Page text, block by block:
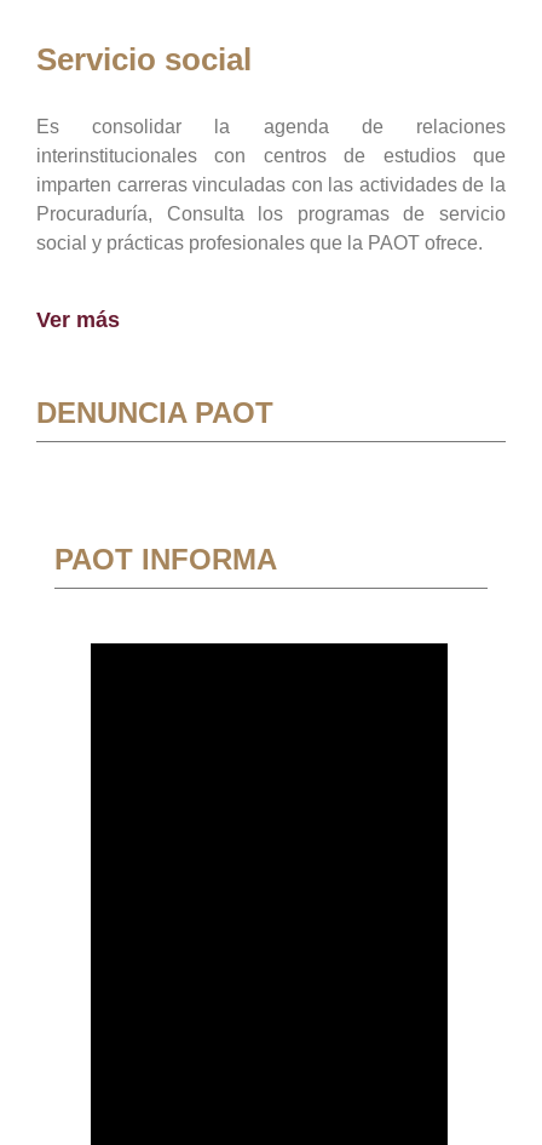
Servicio social
Es consolidar la agenda de relaciones
interinstitucionales con centros de estudios que
imparten carreras vinculadas con las actividades de la
Procuraduría, Consulta los programas de servicio
social y prácticas profesionales que la PAOT ofrece.
Ver más
DENUNCIA PAOT
PAOT INFORMA